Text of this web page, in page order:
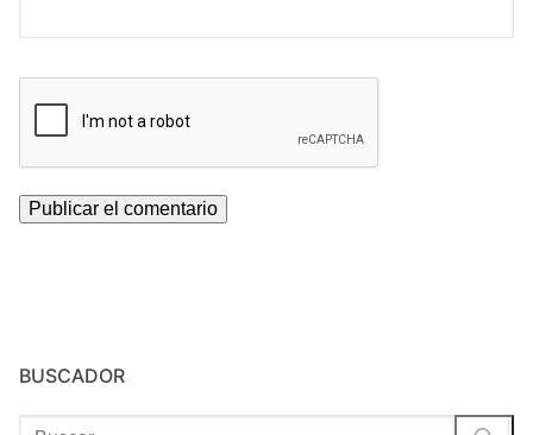
BUSCADOR
Buscar: